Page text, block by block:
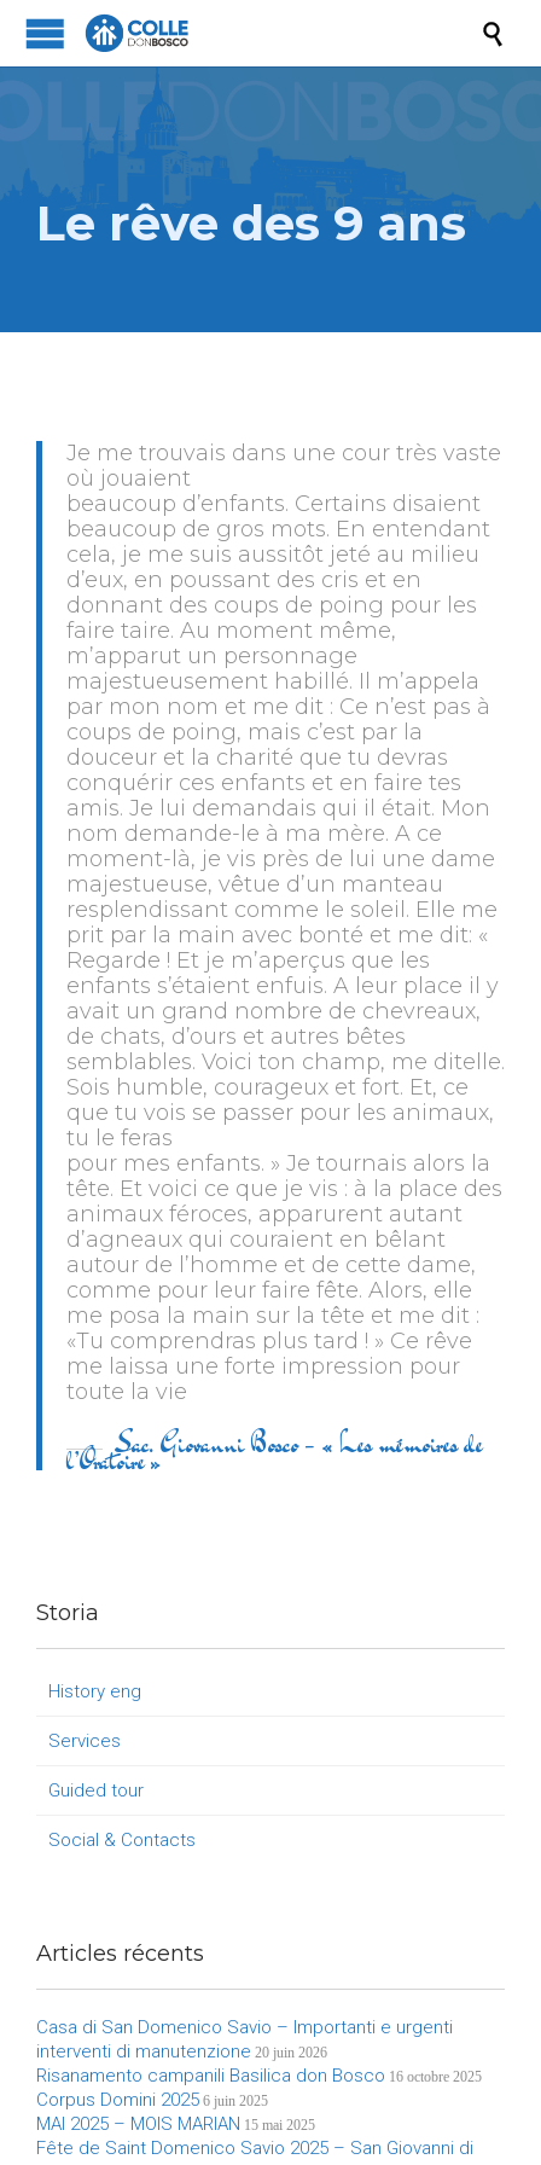

Le rêve des 9 ans
Je me trouvais dans une cour très vaste
où jouaient
beaucoup d’enfants. Certains disaient
beaucoup de gros mots. En entendant
cela, je me suis aussitôt jeté au milieu
d’eux, en poussant des cris et en
donnant des coups de poing pour les
faire taire. Au moment même,
m’apparut un personnage
majestueusement habillé. Il m’appela
par mon nom et me dit : Ce n’est pas à
coups de poing, mais c’est par la
douceur et la charité que tu devras
conquérir ces enfants et en faire tes
amis. Je lui demandais qui il était. Mon
nom demande-le à ma mère. A ce
moment-là, je vis près de lui une dame
majestueuse, vêtue d’un manteau
resplendissant comme le soleil. Elle me
prit par la main avec bonté et me dit: «
Regarde ! Et je m’aperçus que les
enfants s’étaient enfuis. A leur place il y
avait un grand nombre de chevreaux,
de chats, d’ours et autres bêtes
semblables. Voici ton champ, me ditelle.
Sois humble, courageux et fort. Et, ce
que tu vois se passer pour les animaux,
tu le feras
pour mes enfants. » Je tournais alors la
tête. Et voici ce que je vis : à la place des
animaux féroces, apparurent autant
d’agneaux qui couraient en bêlant
autour de l’homme et de cette dame,
comme pour leur faire fête. Alors, elle
me posa la main sur la tête et me dit :
«Tu comprendras plus tard ! » Ce rêve
me laissa une forte impression pour
toute la vie
Sac. Giovanni Bosco – « Les mémoires de
l’Oratoire »
Storia
History eng
Services
Guided tour
Social & Contacts
Articles récents
Casa di San Domenico Savio – Importanti e urgenti
interventi di manutenzione 20 juin 2026
Risanamento campanili Basilica don Bosco 16 octobre 2025
Corpus Domini 2025 6 juin 2025
MAI 2025 – MOIS MARIAN 15 mai 2025
Fête de Saint Domenico Savio 2025 – San Giovanni di